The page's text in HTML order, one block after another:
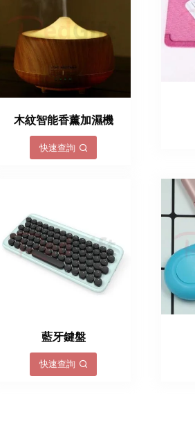
木紋智能香薰加濕機
快速查詢
藍牙鍵盤
快速查詢